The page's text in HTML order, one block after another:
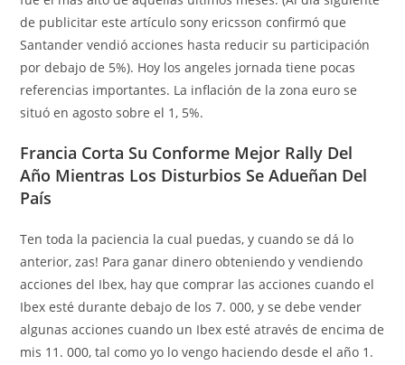
de publicitar este artículo sony ericsson confirmó que
Santander vendió acciones hasta reducir su participación
por debajo de 5%). Hoy los angeles jornada tiene pocas
referencias importantes. La inflación de la zona euro se
situó en agosto sobre el 1, 5%.
Francia Corta Su Conforme Mejor Rally Del
Año Mientras Los Disturbios Se Adueñan Del
País
Ten toda la paciencia la cual puedas, y cuando se dá lo
anterior, zas! Para ganar dinero obteniendo y vendiendo
acciones del Ibex, hay que comprar las acciones cuando el
Ibex esté durante debajo de los 7. 000, y se debe vender
algunas acciones cuando un Ibex esté através de encima de
mis 11. 000, tal como yo lo vengo haciendo desde el año 1.